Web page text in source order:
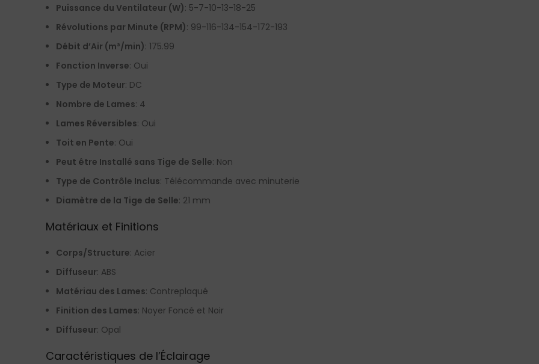
Puissance du Ventilateur (W): 5-7-10-13-18-25
Révolutions par Minute (RPM): 99-116-134-154-172-193
Débit d’Air (m³/min): 175.99
Fonction Inverse: Oui
Type de Moteur: DC
Nombre de Lames: 4
Lames Réversibles: Oui
Toit en Pente: Oui
Peut être Installé sans Tige de Selle: Non
Type de Contrôle Inclus: Télécommande avec minuterie
Diamètre de la Tige de Selle: 21 mm
Matériaux et Finitions
Corps/Structure: Acier
Diffuseur: ABS
Matériau des Lames: Contreplaqué
Finition des Lames: Noyer Foncé et Noir
Diffuseur: Opal
Caractéristiques de l’Éclairage